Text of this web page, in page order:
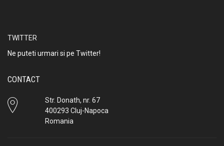
TWITTER
Ne puteti urmari si pe Twitter!
CONTACT
Str. Donath, nr. 67
400293 Cluj-Napoca
Romania